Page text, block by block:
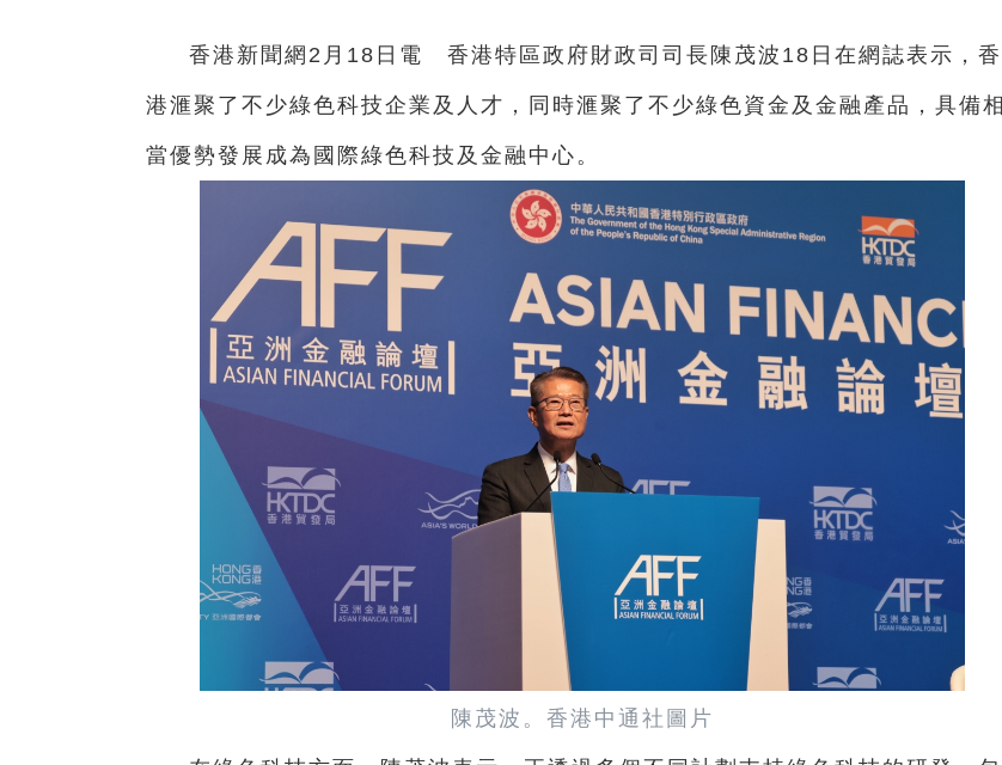
香港新聞網2月18日電 香港特區政府財政司司長陳茂波18日在網誌表示，香
港滙聚了不少綠色科技企業及人才，同時滙聚了不少綠色資金及金融產品，具備相
當優勢發展成為國際綠色科技及金融中心。
陳茂波。香港中通社圖片